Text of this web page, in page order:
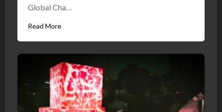
Global Cha…
Read More